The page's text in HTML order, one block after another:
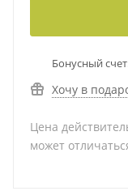
Бонусный
Хочу в
Цена
может